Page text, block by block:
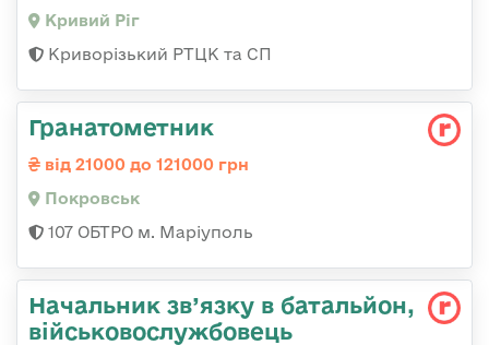
Кривий Ріг
Криворізький РТЦК та СП
Гранатометник
від 21000 до 121000 грн
Покровськ
107 ОБТРО м. Маріуполь
Начальник зв’язку в батальйон,
військовослужбовець